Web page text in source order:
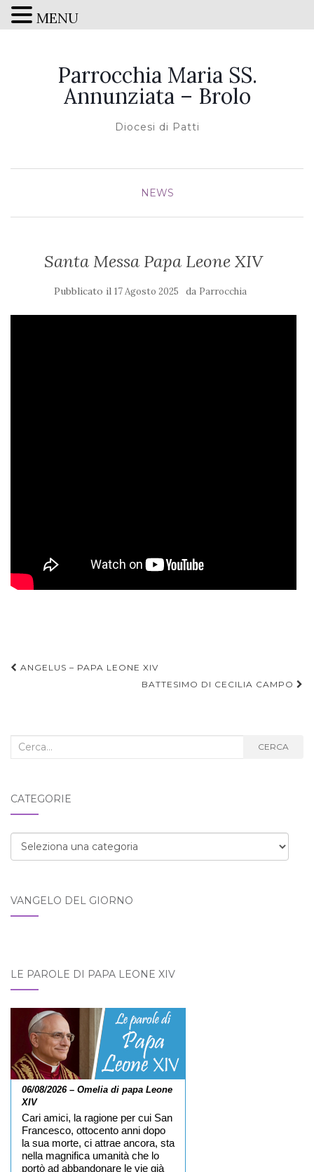
Parrocchia Maria SS.
Annunziata – Brolo
Diocesi di Patti
NEWS
Santa Messa Papa Leone XIV
Pubblicato il 17 Agosto 2025 da Parrocchia
Navigazione
ANGELUS – PAPA LEONE XIV
BATTESIMO DI CECILIA CAMPO
Cerca
CERCA
CATEGORIE
Categorie
VANGELO DEL GIORNO
LE PAROLE DI PAPA LEONE XIV
06/08/2026 – Omelia di papa Leone
XIV
Cari amici, la ragione per cui San
Francesco, ottocento anni dopo
la sua morte, ci attrae ancora, sta
nella magnifica umanità che lo
portò ad abbandonare le vie già
MENU